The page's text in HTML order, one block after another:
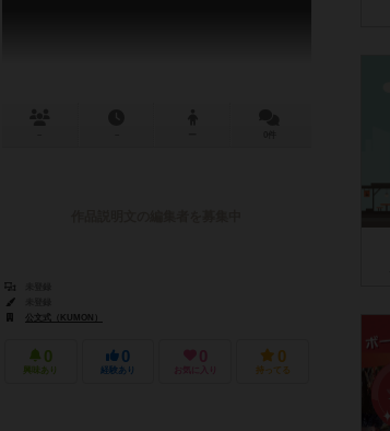
公文式（KUMON）
0
興味あり
0
経験あり
0
お気に入り
0
持ってる